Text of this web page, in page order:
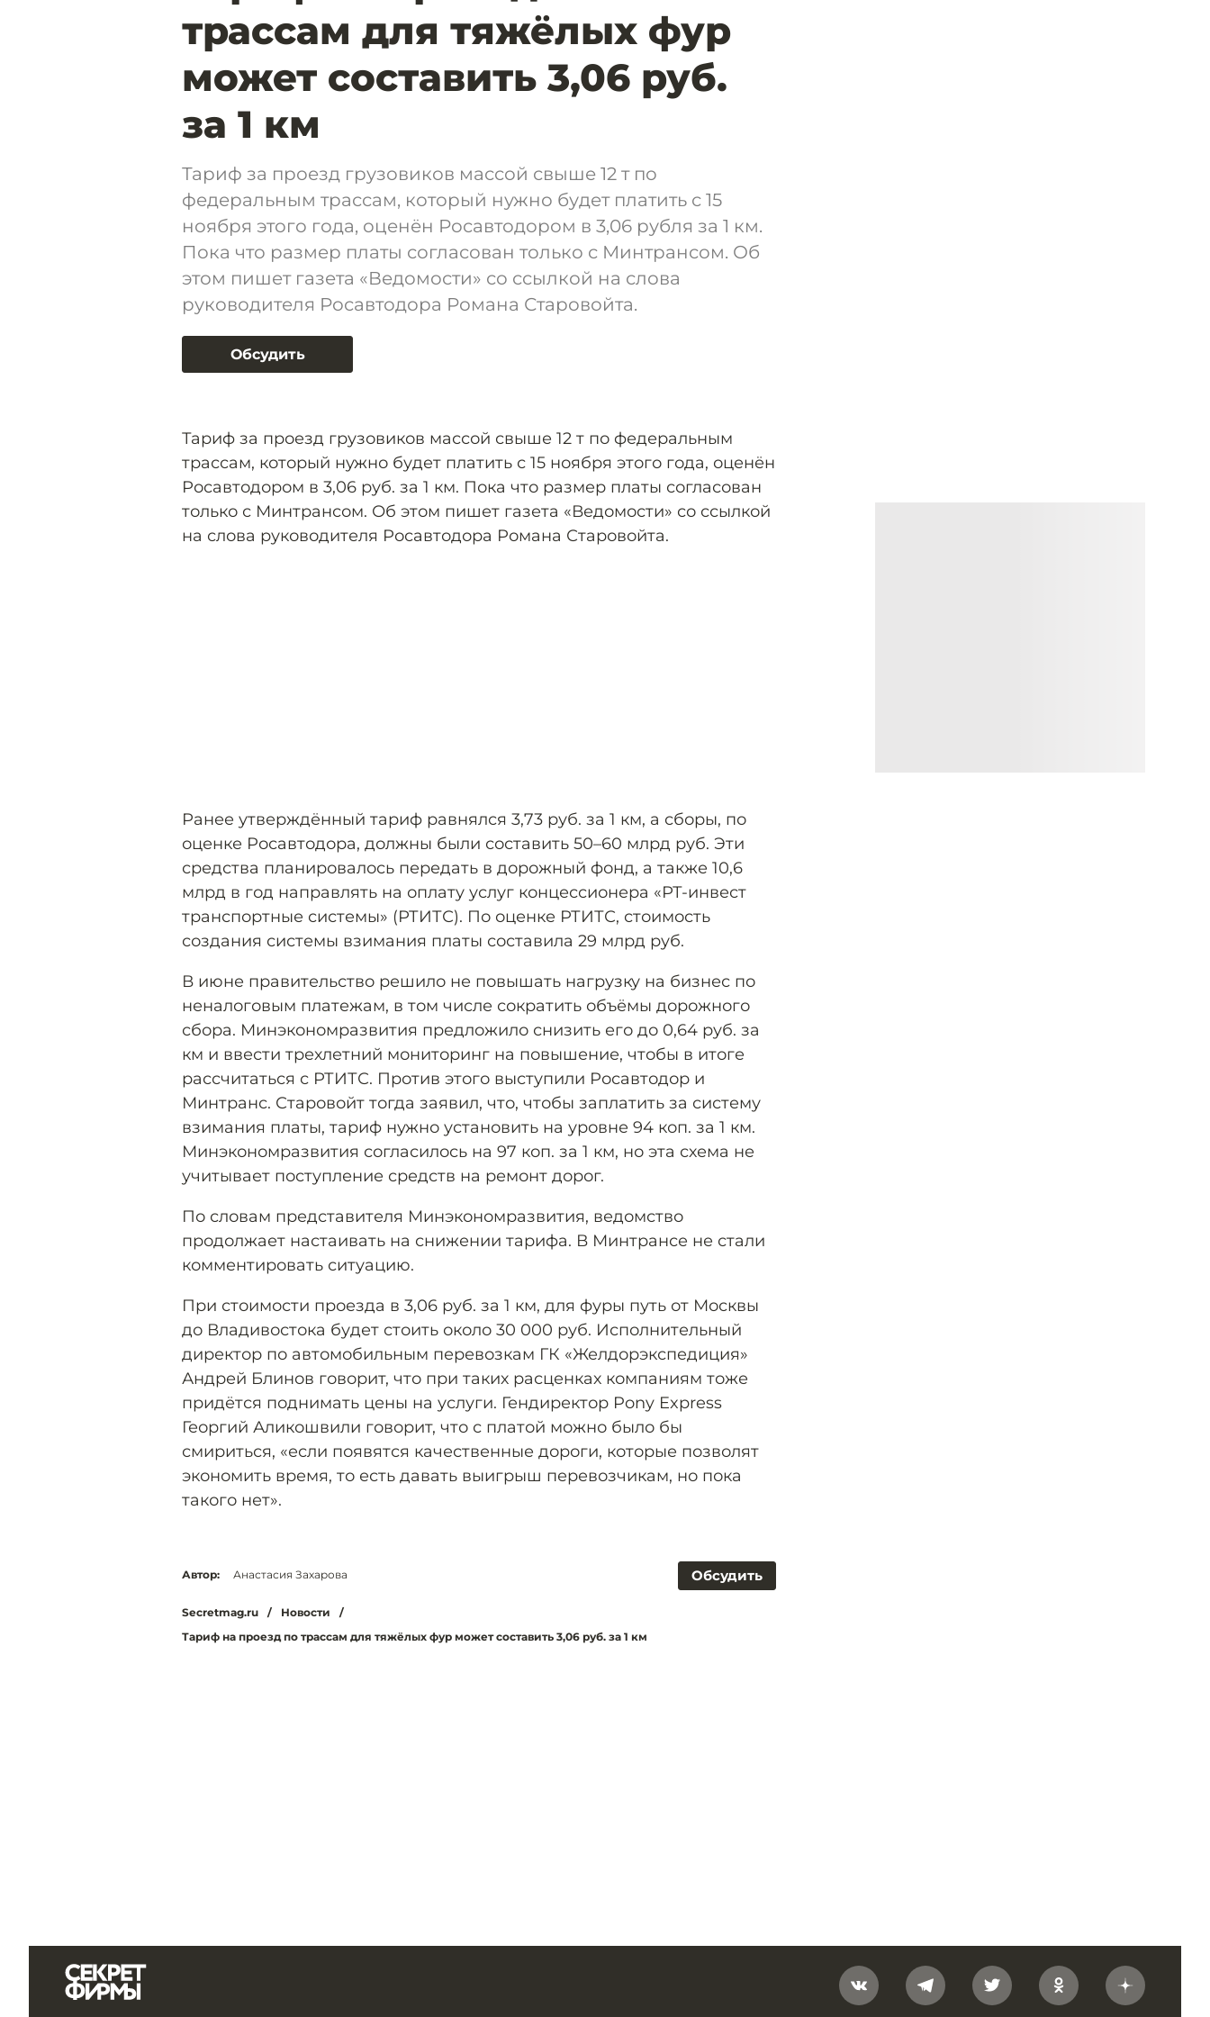
трассам для тяжёлых фур
может составить 3,06 руб.
за 1 км
Тариф за проезд грузовиков массой свыше 12 т по
федеральным трассам, который нужно будет платить с 15
ноября этого года, оценён Росавтодором в 3,06 рубля за 1 км.
Пока что размер платы согласован только с Минтрансом. Об
этом пишет газета «Ведомости» со ссылкой на слова
руководителя Росавтодора Романа Старовойта.
Обсудить
Тариф за проезд грузовиков массой свыше 12 т по федеральным
трассам, который нужно будет платить с 15 ноября этого года, оценён
Росавтодором в 3,06 руб. за 1 км. Пока что размер платы согласован
только с Минтрансом. Об этом пишет газета «Ведомости» со ссылкой
на слова руководителя Росавтодора Романа Старовойта.
Ранее утверждённый тариф равнялся 3,73 руб. за 1 км, а сборы, по
оценке Росавтодора, должны были составить 50–60 млрд руб. Эти
средства планировалось передать в дорожный фонд, а также 10,6
млрд в год направлять на оплату услуг концессионера «РТ-инвест
транспортные системы» (РТИТС). По оценке РТИТС, стоимость
создания системы взимания платы составила 29 млрд руб.
В июне правительство решило не повышать нагрузку на бизнес по
неналоговым платежам, в том числе сократить объёмы дорожного
сбора. Минэкономразвития предложило снизить его до 0,64 руб. за
км и ввести трехлетний мониторинг на повышение, чтобы в итоге
рассчитаться с РТИТС. Против этого выступили Росавтодор и
Минтранс. Старовойт тогда заявил, что, чтобы заплатить за систему
взимания платы, тариф нужно установить на уровне 94 коп. за 1 км.
Минэкономразвития согласилось на 97 коп. за 1 км, но эта схема не
учитывает поступление средств на ремонт дорог.
По словам представителя Минэкономразвития, ведомство
продолжает настаивать на снижении тарифа. В Минтрансе не стали
комментировать ситуацию.
При стоимости проезда в 3,06 руб. за 1 км, для фуры путь от Москвы
до Владивостока будет стоить около 30 000 руб. Исполнительный
директор по автомобильным перевозкам ГК «Желдорэкспедиция»
Андрей Блинов говорит, что при таких расценках компаниям тоже
придётся поднимать цены на услуги. Гендиректор Pony Express
Георгий Аликошвили говорит, что с платой можно было бы
смириться, «если появятся качественные дороги, которые позволят
экономить время, то есть давать выигрыш перевозчикам, но пока
такого нет».
Обсудить
Автор: Анастасия Захарова
Secretmag.ru / Новости
/
Тариф на проезд по трассам для тяжёлых фур может составить 3,06 руб. за 1 км